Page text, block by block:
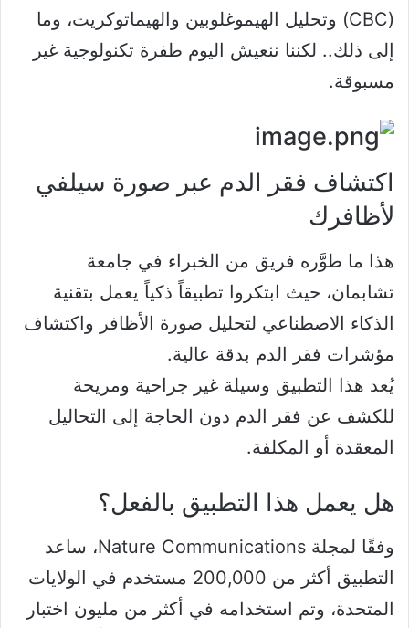
(CBC) وتحليل الهيموغلوبين والهيماتوكريت، وما
إلى ذلك.. لكننا ننعيش اليوم طفرة تكنولوجية غير
مسبوقة.
اكتشاف فقر الدم عبر صورة سيلفي
لأظافرك
هذا ما طوَّره فريق من الخبراء في جامعة
تشابمان، حيث ابتكروا تطبيقاً ذكياً يعمل بتقنية
الذكاء الاصطناعي لتحليل صورة الأظافر واكتشاف
مؤشرات فقر الدم بدقة عالية.
يُعد هذا التطبيق وسيلة غير جراحية ومريحة
للكشف عن فقر الدم دون الحاجة إلى التحاليل
المعقدة أو المكلفة.
هل يعمل هذا التطبيق بالفعل؟
وفقًا لمجلة Nature Communications، ساعد
التطبيق أكثر من 200,000 مستخدم في الولايات
المتحدة، وتم استخدامه في أكثر من مليون اختبار